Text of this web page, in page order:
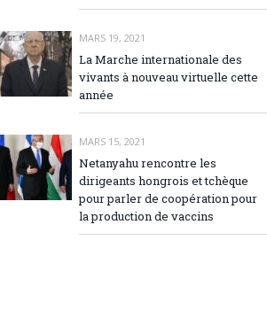
MARS 19, 2021
La Marche internationale des
vivants à nouveau virtuelle cette
année
MARS 15, 2021
Netanyahu rencontre les
dirigeants hongrois et tchèque
pour parler de coopération pour
la production de vaccins